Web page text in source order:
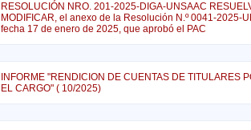
RESOLUCIÓN NRO. 201-2025-DIGA-UNSAAC
MODIFICAR, el anexo de la Resolución N.º 0041-2025-
fecha 17 de enero de 2025, que aprobó el PAC
INFORME "RENDICION DE CUENTAS DE TITULARES
EL CARGO" ( 10/2025)